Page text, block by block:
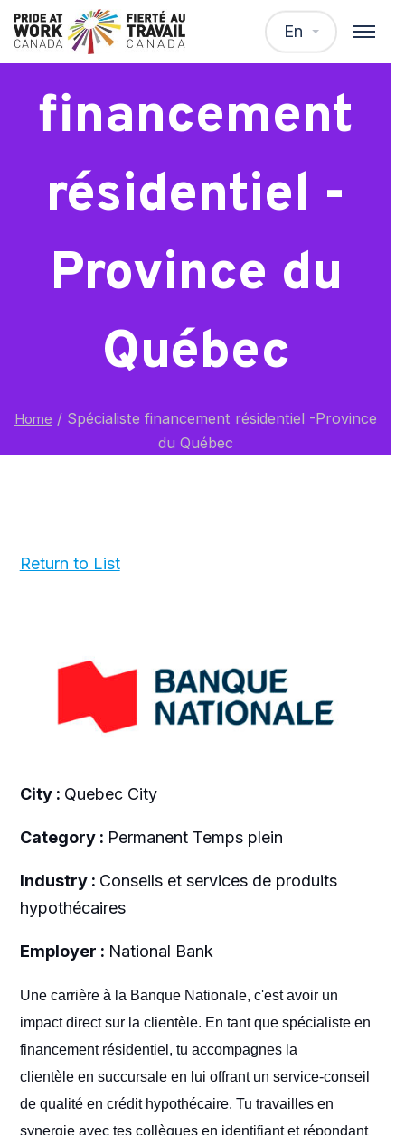
En
Spécialiste
financement
résidentiel -
Province du
Québec
Home / Spécialiste financement résidentiel -Province
du Québec
Return to List
City : Quebec City
Category : Permanent Temps plein
Industry : Conseils et services de produits
hypothécaires
Employer : National Bank
Une carrière à la Banque Nationale, c'est avoir un
impact direct sur la clientèle. En tant que spécialiste en
financement résidentiel, tu accompagnes la
clientèle en succursale en lui offrant un service-conseil
de qualité en crédit hypothécaire. Tu travailles en
synergie avec tes collègues en identifiant et répondant